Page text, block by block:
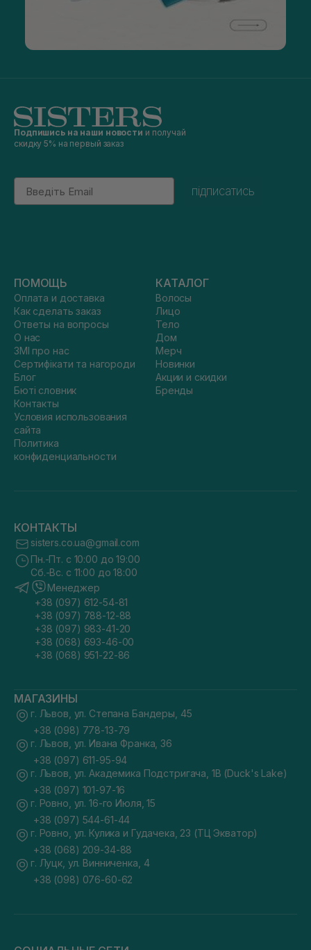
Подпишись на наши новости и получай
скидку 5% на первый заказ
Email
підписатись
ПОМОЩЬ
Оплата и доставка
Как сделать заказ
Ответы на вопросы
О нас
ЗМІ про нас
Сертифікати та нагороди
Блог
Бюті словник
Контакты
Условия использования
сайта
Политика
конфиденциальности
КАТАЛОГ
Волосы
Лицо
Тело
Дом
Мерч
Новинки
Акции и скидки
Бренды
КОНТАКТЫ
sisters.co.ua@gmail.com
Пн.-Пт. с 10:00 до 19:00
Сб.-Вс. с 11:00 до 18:00
Менеджер
+38 (097) 612-54-81
+38 (097) 788-12-88
+38 (097) 983-41-20
+38 (068) 693-46-00
+38 (068) 951-22-86
МАГАЗИНЫ
г. Львов, ул. Степана Бандеры, 45
+38 (098) 778-13-79
г. Львов, ул. Ивана Франка, 36
+38 (097) 611-95-94
г. Львов, ул. Академика Подстригача, 1В (Duck's Lake)
+38 (097) 101-97-16
г. Ровно, ул. 16-го Июля, 15
+38 (097) 544-61-44
г. Ровно, ул. Кулика и Гудачека, 23 (ТЦ Экватор)
+38 (068) 209-34-88
г. Луцк, ул. Винниченка, 4
+38 (098) 076-60-62